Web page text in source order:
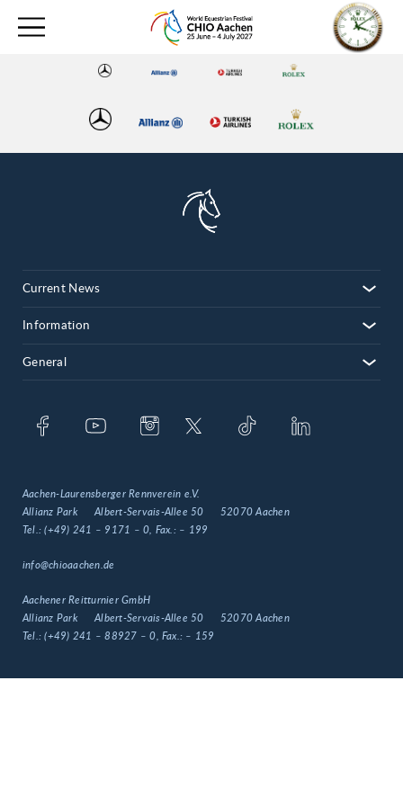
Current News
Information
General
Aachen-Laurensberger Rennverein e.V.
Allianz Park
Albert-Servais-Allee 50
52070 Aachen
Tel.:(+49) 241 – 9171 – 0 , Fax.: – 199
info@chioaachen.de
Aachener Reitturnier GmbH
Allianz Park
Albert-Servais-Allee 50
52070 Aachen
Tel.:(+49) 241 – 88927 – 0 , Fax.: – 159